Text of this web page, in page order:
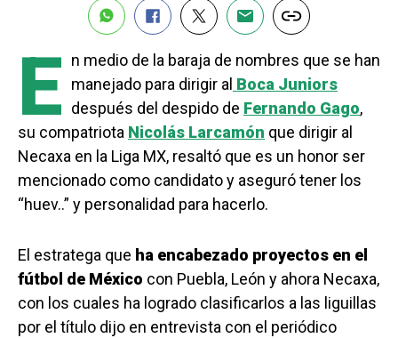
E n medio de la baraja de nombres que se han
manejado para dirigir al Boca Juniors
después del despido de Fernando Gago,
su compatriota Nicolás Larcamón que dirigir al
Necaxa en la Liga MX, resaltó que es un honor ser
mencionado como candidato y aseguró tener los
“huev..” y personalidad para hacerlo.
El estratega que ha encabezado proyectos en el
fútbol de México con Puebla, León y ahora Necaxa,
con los cuales ha logrado clasificarlos a las liguillas
por el título dijo en entrevista con el periódico